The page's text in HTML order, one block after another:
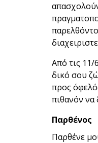
Από τις 11/
δικό σου
προς
πιθανόν να
Παρθένος
Παρθένε